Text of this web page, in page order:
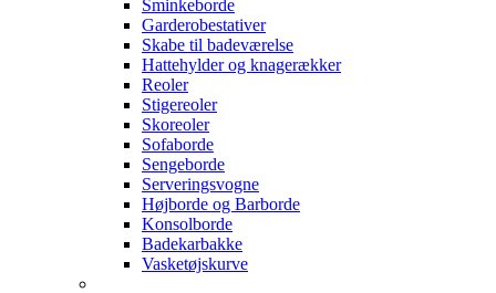
Sminkeborde
Garderobestativer
Skabe til badeværelse
Hattehylder og knagerækker
Reoler
Stigereoler
Skoreoler
Sofaborde
Sengeborde
Serveringsvogne
Højborde og Barborde
Konsolborde
Badekarbakke
Vasketøjskurve